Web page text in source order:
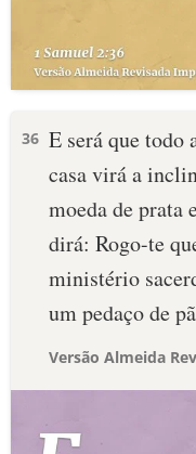
36 E será que todo
casa virá a
moeda de prata
dirá: Rogo-te
ministério
um pedaço de
Versão Almeida